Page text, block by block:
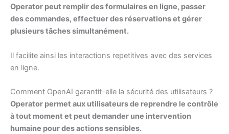
Operator peut remplir des formulaires en ligne, passer
des commandes, effectuer des réservations et gérer
plusieurs tâches simultanément.
Il facilite ainsi les interactions repetitives avec des services
en ligne.
Comment OpenAI garantit-elle la sécurité des utilisateurs ?
Operator permet aux utilisateurs de reprendre le contrôle
à tout moment et peut demander une intervention
humaine pour des actions sensibles.